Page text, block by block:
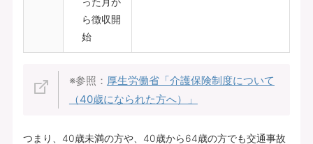
ら徴収開
始
※参照： 厚生労働省「介護保険制度について
（40歳になられた方へ）」
つまり、40歳未満の方や、40歳から64歳の方でも交通事故